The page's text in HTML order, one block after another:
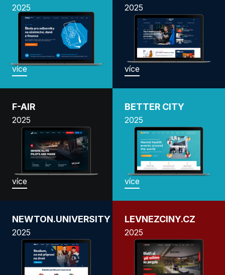
2025
více
2025
více
F-AIR
2025
více
BETTER CITY
2025
více
NEWTON.UNIVERSITY
2025
LEVNEZCINY.CZ
2025